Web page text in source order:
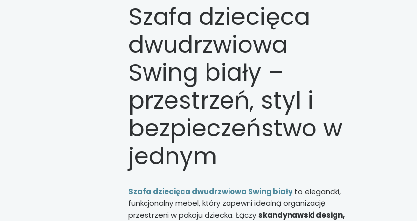
Szafa dziecięca
dwudrzwiowa
Swing biały –
przestrzeń, styl i
bezpieczeństwo w
jednym
Szafa dziecięca dwudrzwiowa Swing białyto elegancki,
funkcjonalny mebel, który zapewni idealną organizację
przestrzeni w pokoju dziecka. Łączyskandynawski design,